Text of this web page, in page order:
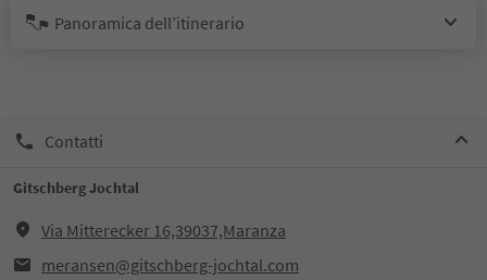
Panoramica dell’itinerario
Contatti
Gitschberg Jochtal
Via Mitterecker 16,39037,Maranza
meransen@gitschberg-jochtal.com